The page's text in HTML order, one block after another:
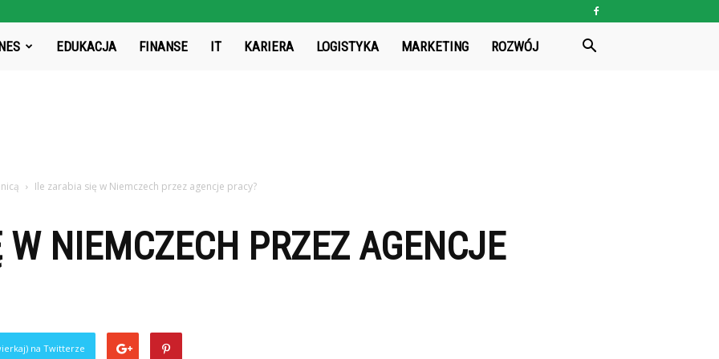
EDUKACJA FINANSE IT KARIERA LOGISTYKA MARKETING ROZWÓJ
Ile zarabia się w Niemczech przez agencje pracy?
NIEMCZECH PRZEZ AGENCJE
na Twitterze